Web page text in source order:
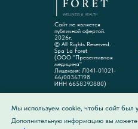
Мы используем cookie, чтобы сайт был
Дополнительную информацию вы
Сайт не является
публичной офертой.
2026г.
© All Rights Reserved.
Spa La Foret
(ООО "Превентивная
медицина"
Лицензия: Л041-01021-
66/00367198
ИНН 6658393880)